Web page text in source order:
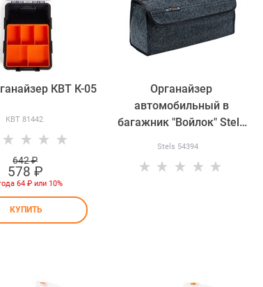
КВТ К-05
КВТ 81442
642 ₽
578 ₽
64 ₽ или 10%
КУПИТЬ
Органайзер
автомобильный в
багажник "Войлок" Stels
Stels 54394